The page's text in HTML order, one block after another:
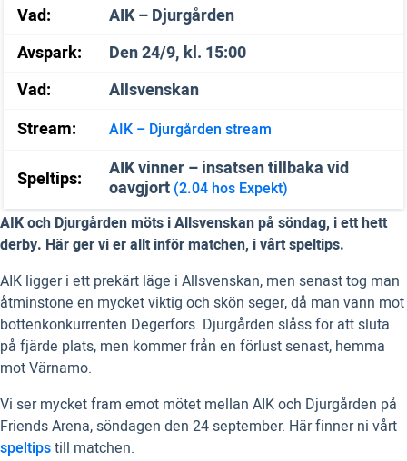
Vad:
AIK – Djurgården
Avspark:
Den 24/9, kl. 15:00
Vad:
Allsvenskan
Stream:
AIK – Djurgården stream
Speltips:
AIK vinner – insatsen tillbaka vid
oavgjort (2.04 hos Expekt)
AIK och Djurgården möts i Allsvenskan på söndag, i ett hett
derby. Här ger vi er allt inför matchen, i vårt speltips.
AIK ligger i ett prekärt läge i Allsvenskan, men senast tog man
åtminstone en mycket viktig och skön seger, då man vann mot
bottenkonkurrenten Degerfors. Djurgården slåss för att sluta
på fjärde plats, men kommer från en förlust senast, hemma
mot Värnamo.
Vi ser mycket fram emot mötet mellan AIK och Djurgården på
Friends Arena, söndagen den 24 september. Här finner ni vårt
speltipstill matchen.